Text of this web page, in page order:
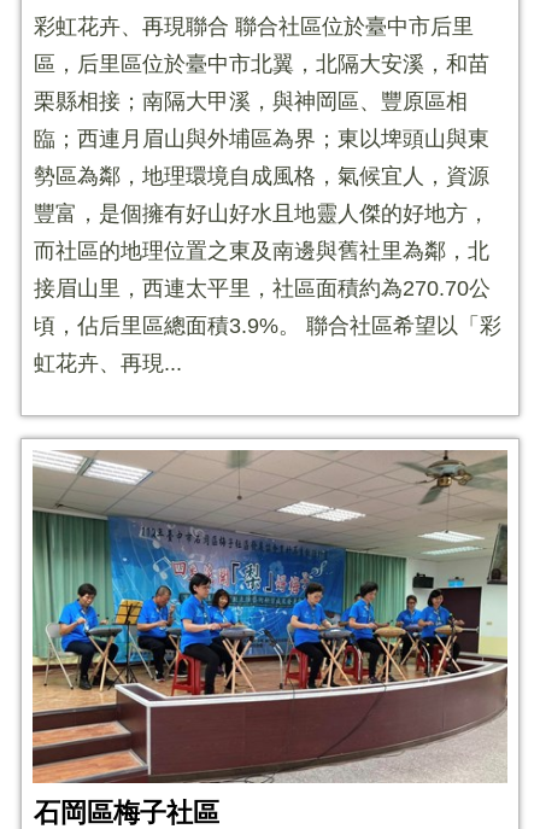
彩虹花卉、再現聯合 聯合社區位於臺中市后里
區，后里區位於臺中市北翼，北隔大安溪，和苗
栗縣相接；南隔大甲溪，與神岡區、豐原區相
臨；西連月眉山與外埔區為界；東以埤頭山與東
勢區為鄰，地理環境自成風格，氣候宜人，資源
豐富，是個擁有好山好水且地靈人傑的好地方，
而社區的地理位置之東及南邊與舊社里為鄰，北
接眉山里，西連太平里，社區面積約為270.70公
頃，佔后里區總面積3.9%。 聯合社區希望以「彩
虹花卉、再現...
石岡區梅子社區